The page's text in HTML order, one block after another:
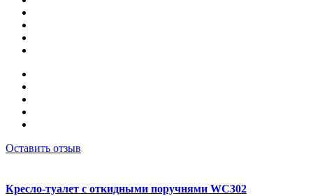
Оставить отзыв
Кресло-туалет с откидными поручнями WC302